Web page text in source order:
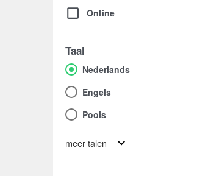
Online
Taal
Nederlands
Engels
Pools
meer talen